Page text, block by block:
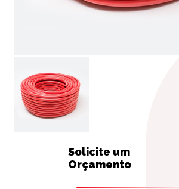
Solicite um
Orçamento